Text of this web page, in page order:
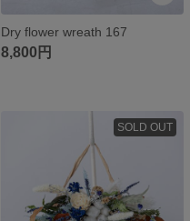
Dry flower wreath 167
8,800円
SOLD OUT